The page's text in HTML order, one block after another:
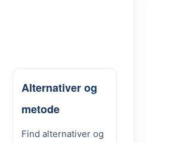
Alternativer og
metode
Find alternativer og